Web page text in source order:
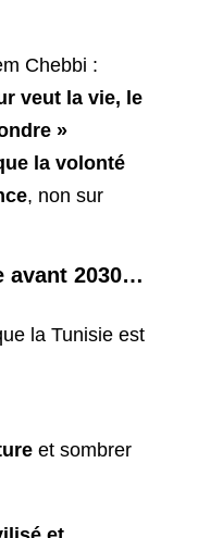
Chebbi :
veut la vie, le
»
la volonté
, non sur
avant 2030…
la Tunisie est
et sombrer